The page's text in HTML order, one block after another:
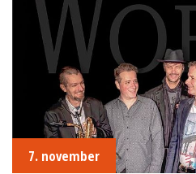
7. november